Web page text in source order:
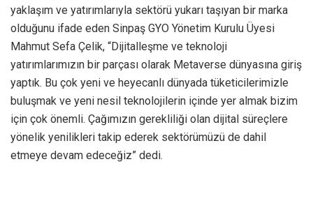
yaklaşım ve yatırımlarıyla sektörü yukarı taşıyan bir marka
olduğunu ifade eden Sinpaş GYO Yönetim Kurulu Üyesi
Mahmut Sefa Çelik, “Dijitalleşme ve teknoloji
yatırımlarımızın bir parçası olarak Metaverse dünyasına giriş
yaptık. Bu çok yeni ve heyecanlı dünyada tüketicilerimizle
buluşmak ve yeni nesil teknolojilerin içinde yer almak bizim
için çok önemli. Çağımızın gerekliliği olan dijital süreçlere
yönelik yenilikleri takip ederek sektörümüzü de dahil
etmeye devam edeceğiz” dedi.